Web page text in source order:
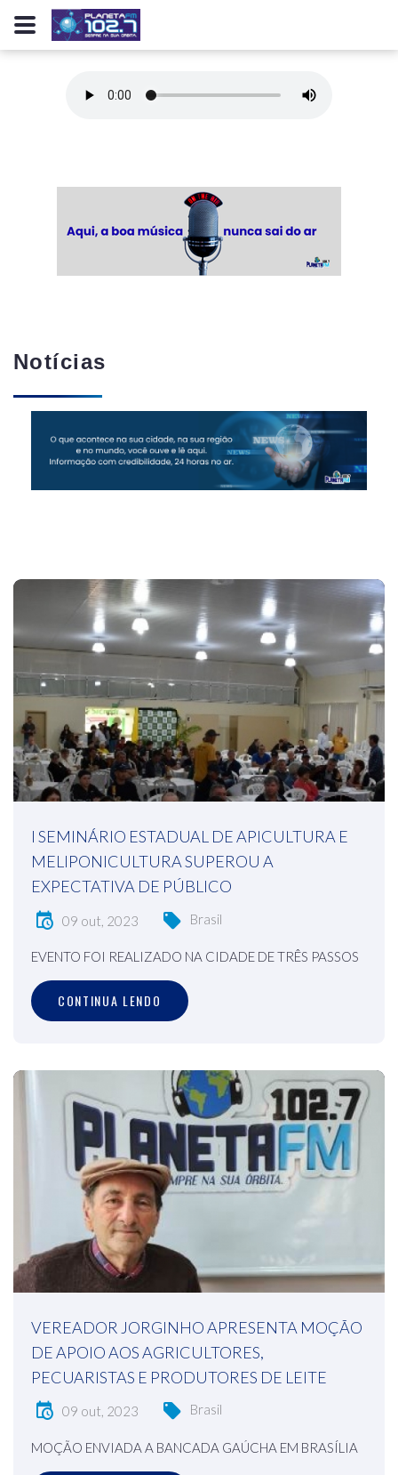
Notícias
I SEMINÁRIO ESTADUAL DE APICULTURA E
MELIPONICULTURA SUPEROU A
EXPECTATIVA DE PÚBLICO
09 out, 2023 Brasil
EVENTO FOI REALIZADO NA CIDADE DE TRÊS PASSOS
CONTINUA LENDO
VEREADOR JORGINHO APRESENTA MOÇÃO
DE APOIO AOS AGRICULTORES,
PECUARISTAS E PRODUTORES DE LEITE
09 out, 2023 Brasil
MOÇÃO ENVIADA A BANCADA GAÚCHA EM BRASÍLIA